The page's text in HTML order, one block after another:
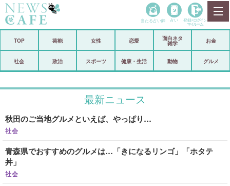
政治
スポーツ
恋愛 ビックリ
コメントポスト アリ／ナシ
当たる占い師 占い 登録• ログイン
マイルーム
TOP 芸能 女性 恋愛
面白ネタ
雑学
お金
社会 政治 スポーツ 健康・生活 動物 グルメ
最新ニュース
秋田のご当地グルメといえば、やっぱり…
社会
青森県でおすすめのグルメは…「きになるリンゴ」「ホタテ
丼」
社会